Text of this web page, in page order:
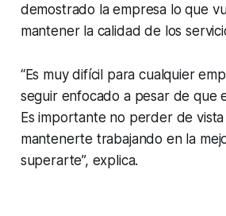
demostrado la empresa lo que
mantener la calidad de los
“Es muy difícil para cualquier
seguir enfocado a pesar de que
Es importante no perder de
mantenerte trabajando en la
superarte”, explica.